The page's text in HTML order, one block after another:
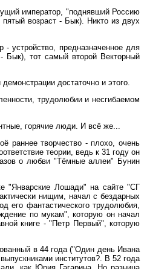
император, "поднявший Россию
возраст - Бык). Никто из двух
устройство, предназначенное для
Бык), тот самый второй Векторный
достаточно и этого.
трудолюбии и несгибаемом
горячие люди. И всё же...
раннее творчество - плохо, очень
теории, ведь к 31 году он
о любви "Тёмные аллеи" Бунин
"Январские Лошади" на сайте "СГ
нищим, начал с бездарных
его фантастического трудолюбия,
по мукам", которую он начал
книге - "Петр Первый", которую
в 44 года ("Один день Ивана
институтов?. В 52 года